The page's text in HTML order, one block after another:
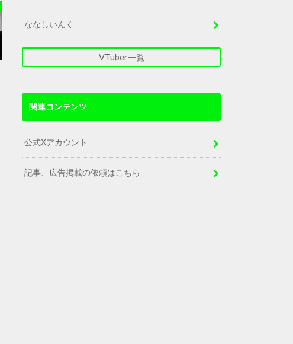
ななしいんく
VTuber一覧
関連コンテンツ
公式Xアカウント
記事、広告掲載の依頼はこちら